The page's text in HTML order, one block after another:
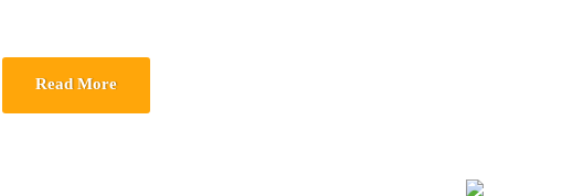
Read More